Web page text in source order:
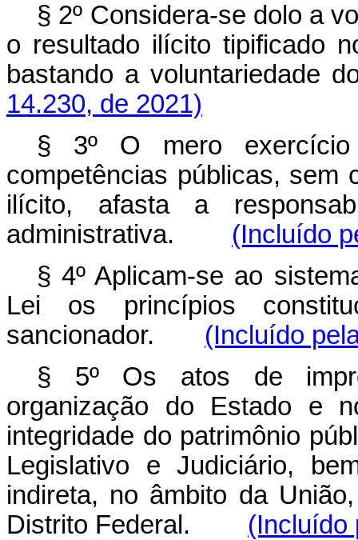
§ 2º Considera-se dolo a
o resultado ilícito tipificado
bastando a
14.230, de 2021)
§ 3º O mero
competências públicas, sem
ilícito, afasta a
administrativa. (Incluído
§ 4º Aplicam-se ao
Lei os princípios
sancionador. (Incluído
§ 5º Os atos de
organização do Estado e
integridade do patrimônio
Legislativo e Judiciário,
indireta, no âmbito da
Distrito Federal. (Incluído